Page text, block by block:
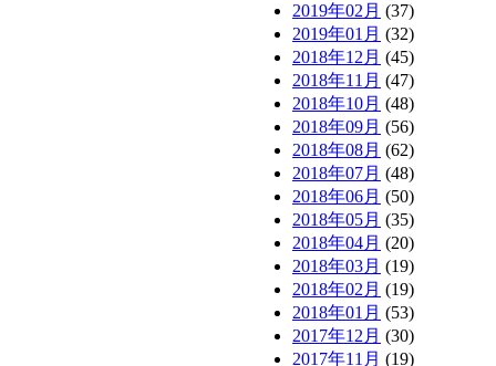
2019年02月 (37)
2019年01月 (32)
2018年12月 (45)
2018年11月 (47)
2018年10月 (48)
2018年09月 (56)
2018年08月 (62)
2018年07月 (48)
2018年06月 (50)
2018年05月 (35)
2018年04月 (20)
2018年03月 (19)
2018年02月 (19)
2018年01月 (53)
2017年12月 (30)
2017年11月 (19)